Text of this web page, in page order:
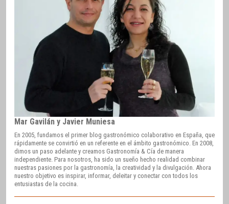
Mar Gavilán y Javier Muniesa
En 2005, fundamos el primer blog gastronómico colaborativo en España, que
rápidamente se convirtió en un referente en el ámbito gastronómico. En 2008,
dimos un paso adelante y creamos Gastronomía & Cía de manera
independiente. Para nosotros, ha sido un sueño hecho realidad combinar
nuestras pasiones por la gastronomía, la creatividad y la divulgación. Ahora
nuestro objetivo es inspirar, informar, deleitar y conectar con todos los
entusiastas de la cocina.